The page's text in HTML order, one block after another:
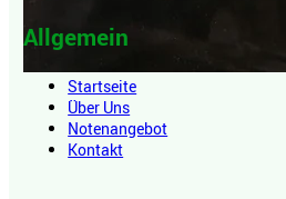
Allgemein
Startseite
Über Uns
Notenangebot
Kontakt